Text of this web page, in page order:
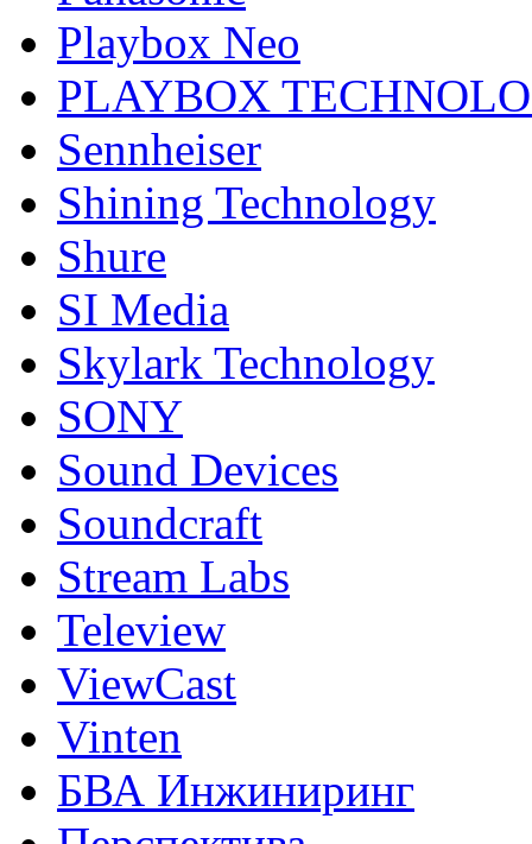
Playbox Neo
PLAYBOX
Sennheiser
Shining Technology
Shure
SI Media
Skylark Technology
SONY
Sound Devices
Soundcraft
Stream Labs
Teleview
ViewCast
Vinten
БВА Инжиниринг